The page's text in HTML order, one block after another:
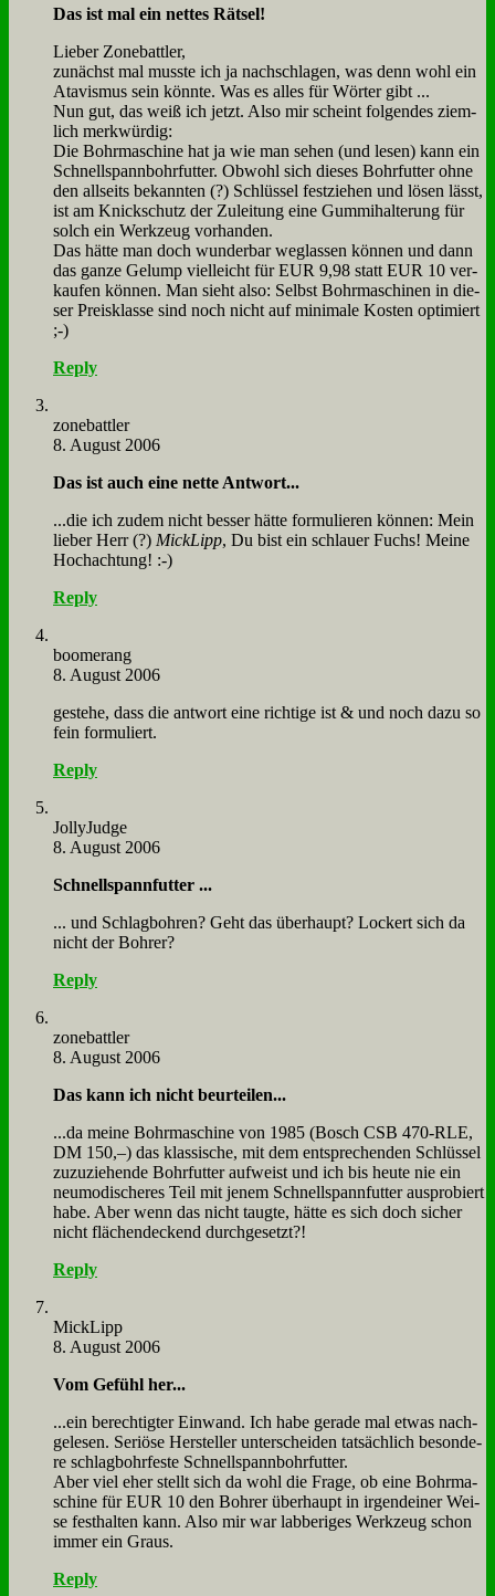
Das ist mal ein net­tes Rät­sel!
Lie­ber Zone­batt­ler,
zu­nächst mal muss­te ich ja nach­schla­gen, was denn wohl ein
Ata­vis­mus sein könn­te. Was es al­les für Wör­ter gibt ...
Nun gut, das weiß ich jetzt. Al­so mir scheint fol­gen­des ziem­
lich merk­wür­dig:
Die Bohr­ma­schi­ne hat ja wie man se­hen (und le­sen) kann ein
Schnell­spann­bohr­fut­ter. Ob­wohl sich die­ses Bohr­fut­ter oh­ne
den all­seits be­kann­ten (?) Schlüs­sel fest­zie­hen und lö­sen lässt,
ist am Knick­schutz der Zu­lei­tung ei­ne Gum­mi­hal­te­rung für
solch ein Werk­zeug vor­han­den.
Das hät­te man doch wun­der­bar weg­las­sen kön­nen und dann
das gan­ze Ge­lump viel­leicht für EUR 9,98 statt EUR 10 ver­
kau­fen kön­nen. Man sieht al­so: Selbst Bohr­ma­schi­nen in die­
ser Preis­klas­se sind noch nicht auf mi­ni­ma­le Ko­sten op­ti­miert
;-)
Reply
zone­batt­ler
8. August 2006
Das ist auch ei­ne net­te Ant­wort...
...die ich zu­dem nicht bes­ser hät­te for­mu­lie­ren kön­nen: Mein
lie­ber Herr (?) Mick­Lipp, Du bist ein schlau­er Fuchs! Mei­ne
Hoch­ach­tung! :-)
Reply
boo­me­rang
8. August 2006
ge­ste­he, dass die ant­wort ei­ne rich­ti­ge ist & und noch da­zu so
fein for­mu­liert.
Reply
Jol­ly­Judge
8. August 2006
Schnell­spann­fut­ter ...
... und Schlag­boh­ren? Geht das über­haupt? Lockert sich da
nicht der Boh­rer?
Reply
zone­batt­ler
8. August 2006
Das kann ich nicht be­ur­tei­len...
...da mei­ne Bohr­ma­schi­ne von 1985 (Bosch CSB 470-RLE,
DM 150,–) das klas­si­sche, mit dem ent­spre­chen­den Schlüs­sel
zu­zu­zie­hen­de Bohr­fut­ter auf­weist und ich bis heu­te nie ein
neu­mo­di­sche­res Teil mit je­nem Schnell­spann­fut­ter aus­pro­biert
ha­be. Aber wenn das nicht taug­te, hät­te es sich doch si­cher
nicht flä­chen­deckend durch­ge­setzt?!
Reply
Mick­Lipp
8. August 2006
Vom Ge­fühl her...
...ein be­rech­tig­ter Ein­wand. Ich ha­be ge­ra­de mal et­was nach­
ge­le­sen. Se­riö­se Her­stel­ler un­ter­schei­den tat­säch­lich be­son­de­
re schlag­bohr­fe­ste Schnell­spann­bohr­fut­ter.
Aber viel eher stellt sich da wohl die Fra­ge, ob ei­ne Bohr­ma­
schi­ne für EUR 10 den Boh­rer über­haupt in ir­gend­ei­ner Wei­
se fest­hal­ten kann. Al­so mir war lab­be­ri­ges Werk­zeug schon
im­mer ein Graus.
Reply